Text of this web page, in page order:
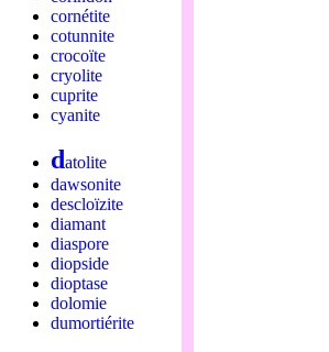
cornétite
cotunnite
crocoïte
cryolite
cuprite
cyanite
datolite
dawsonite
descloïzite
diamant
diaspore
diopside
dioptase
dolomie
dumortiérite